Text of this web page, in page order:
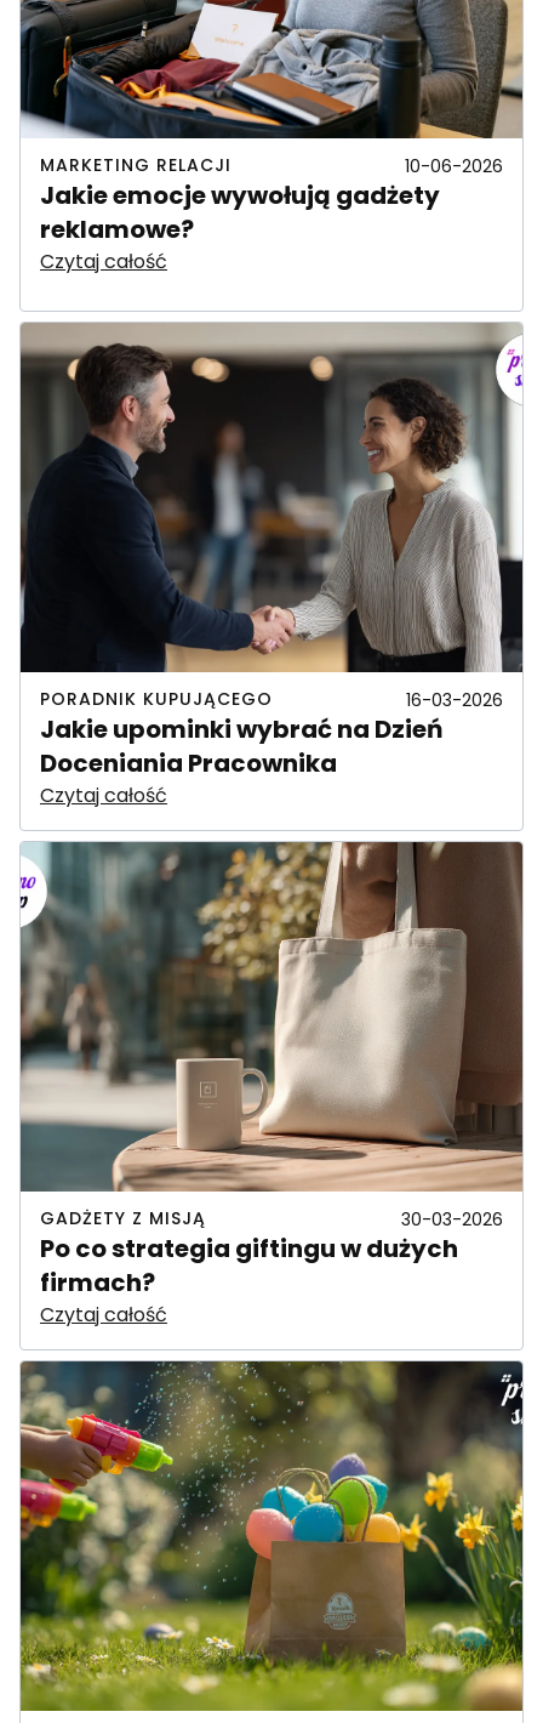
MARKETING RELACJI 10-06-2026
Jakie emocje wywołują gadżety
reklamowe?
Czytaj całość
PORADNIK KUPUJĄCEGO 16-03-2026
Jakie upominki wybrać na Dzień
Doceniania Pracownika
Czytaj całość
GADŻETY Z MISJĄ 30-03-2026
Po co strategia giftingu w dużych
firmach?
Czytaj całość